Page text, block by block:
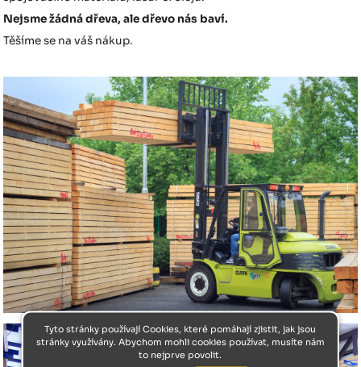
Nejsme žádná dřeva, ale dřevo nás baví.
Těšíme se na váš nákup.
Tyto stránky používají Cookies, které pomáhají zjistit, jak jsou
stránky využívány. Abychom mohli cookies používat, musíte nám
to nejprve povolit.